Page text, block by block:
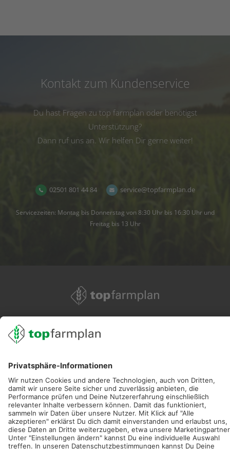
Kontakt zum Kundenservice
Du hast Fragen zu top farmplan oder benötigst
Unterstützung?
Dann ruf uns an. Wir helfen Dir gerne weiter!
02501 801 44 84 service@topfarmplan.de
Servicezeiten: Montag bis Donnerstag von 8:30 Uhr bis 16:30 Uhr und
Freitag bis 13 Uhr
service@topfarmplan.de
Neue Features, spannende Tipps und hilfreiche Anleitungen!